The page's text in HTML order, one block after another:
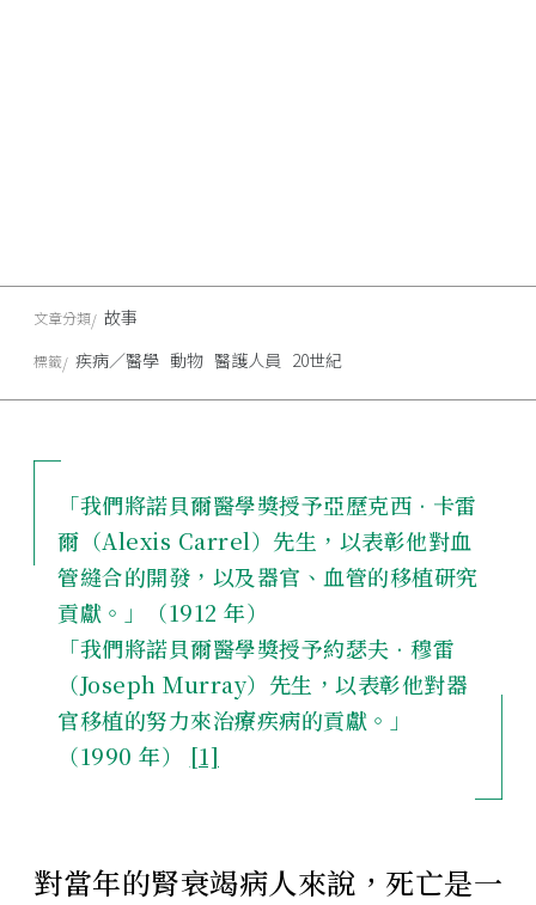
「我們將諾貝爾醫學獎授予亞歷克西 · 卡雷
爾（Alexis Carrel）先生，以表彰他對血
管縫合的開發，以及器官、血管的移植研究
貢獻。」（1912 年）
「我們將諾貝爾醫學獎授予約瑟夫 · 穆雷
（Joseph Murray）先生，以表彰他對器
官移植的努力來治療疾病的貢獻。」
（1990 年） [1]
對當年的腎衰竭病人來說，死亡是一
文章分類 故事
標籤 疾病／醫學 動物 醫護人員 20世紀